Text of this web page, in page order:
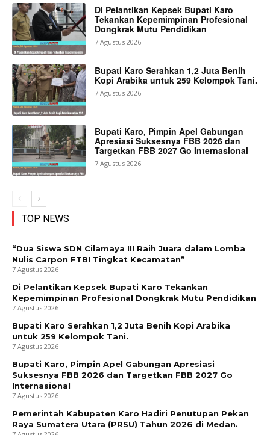
Di Pelantikan Kepsek Bupati Karo
Tekankan Kepemimpinan Profesional
Dongkrak Mutu Pendidikan
7 Agustus 2026
Bupati Karo Serahkan 1,2 Juta Benih
Kopi Arabika untuk 259 Kelompok Tani.
7 Agustus 2026
Bupati Karo, Pimpin Apel Gabungan
Apresiasi Suksesnya FBB 2026 dan
Targetkan FBB 2027 Go Internasional
7 Agustus 2026
TOP NEWS
“Dua Siswa SDN Cilamaya III Raih Juara dalam Lomba
Nulis Carpon FTBI Tingkat Kecamatan”
7 Agustus 2026
Di Pelantikan Kepsek Bupati Karo Tekankan
Kepemimpinan Profesional Dongkrak Mutu Pendidikan
7 Agustus 2026
Bupati Karo Serahkan 1,2 Juta Benih Kopi Arabika
untuk 259 Kelompok Tani.
7 Agustus 2026
Bupati Karo, Pimpin Apel Gabungan Apresiasi
Suksesnya FBB 2026 dan Targetkan FBB 2027 Go
Internasional
7 Agustus 2026
Pemerintah Kabupaten Karo Hadiri Penutupan Pekan
Raya Sumatera Utara (PRSU) Tahun 2026 di Medan.